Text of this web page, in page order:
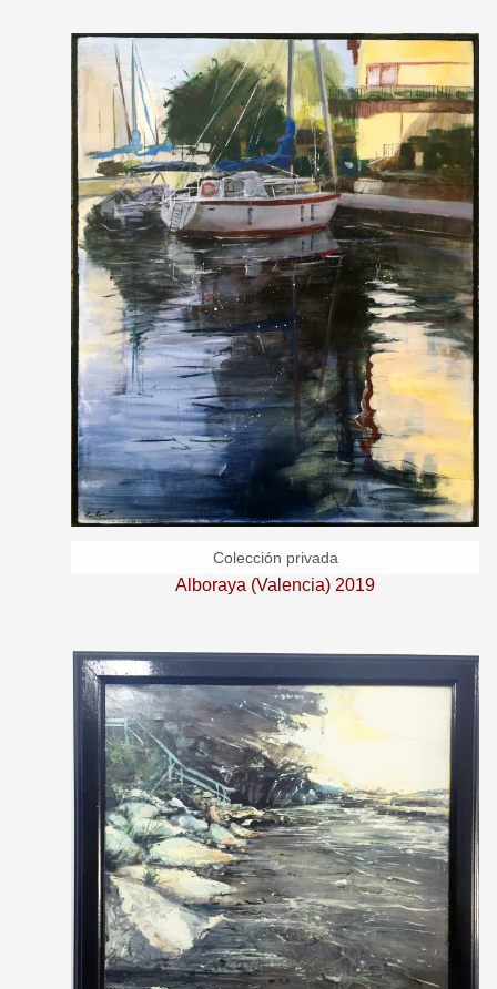
Alboraya (Valencia) 2019